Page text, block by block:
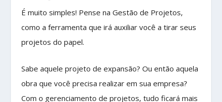
É muito simples! Pense na Gestão de Projetos,
como a ferramenta que irá auxiliar você a tirar seus
projetos do papel.
Sabe aquele projeto de expansão? Ou então aquela
obra que você precisa realizar em sua empresa?
Com o gerenciamento de projetos, tudo ficará mais